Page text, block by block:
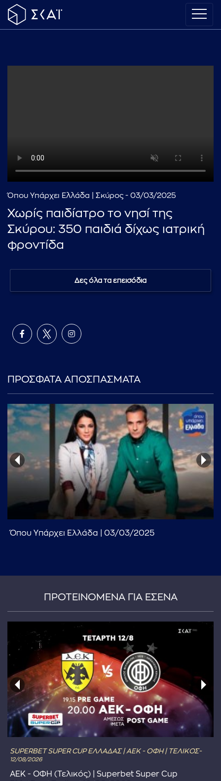
Όπου Υπάρχει Ελλάδα | Σκύρος - 03/03/2025
Χωρίς παιδίατρο το νησί της
Σκύρου: 350 παιδιά δίχως ιατρική
φροντίδα
Δες όλα τα επεισόδια
ΠΡΟΣΦΑΤΑ ΑΠΟΣΠΑΣΜΑΤΑ
Όπου Υπάρχει Ελλάδα | 03/03/2025
ΠΡΟΤΕΙΝΟΜΕΝΑ ΓΙΑ ΕΣΕΝΑ
SUPERBET SUPER CUP ΕΛΛΑΔΑΣ | ΑΕΚ - ΟΦΗ | ΤΕΛΙΚΟΣ-
12/08/2026
ΑΕΚ - ΟΦΗ (Τελικός) | Superbet Super Cup